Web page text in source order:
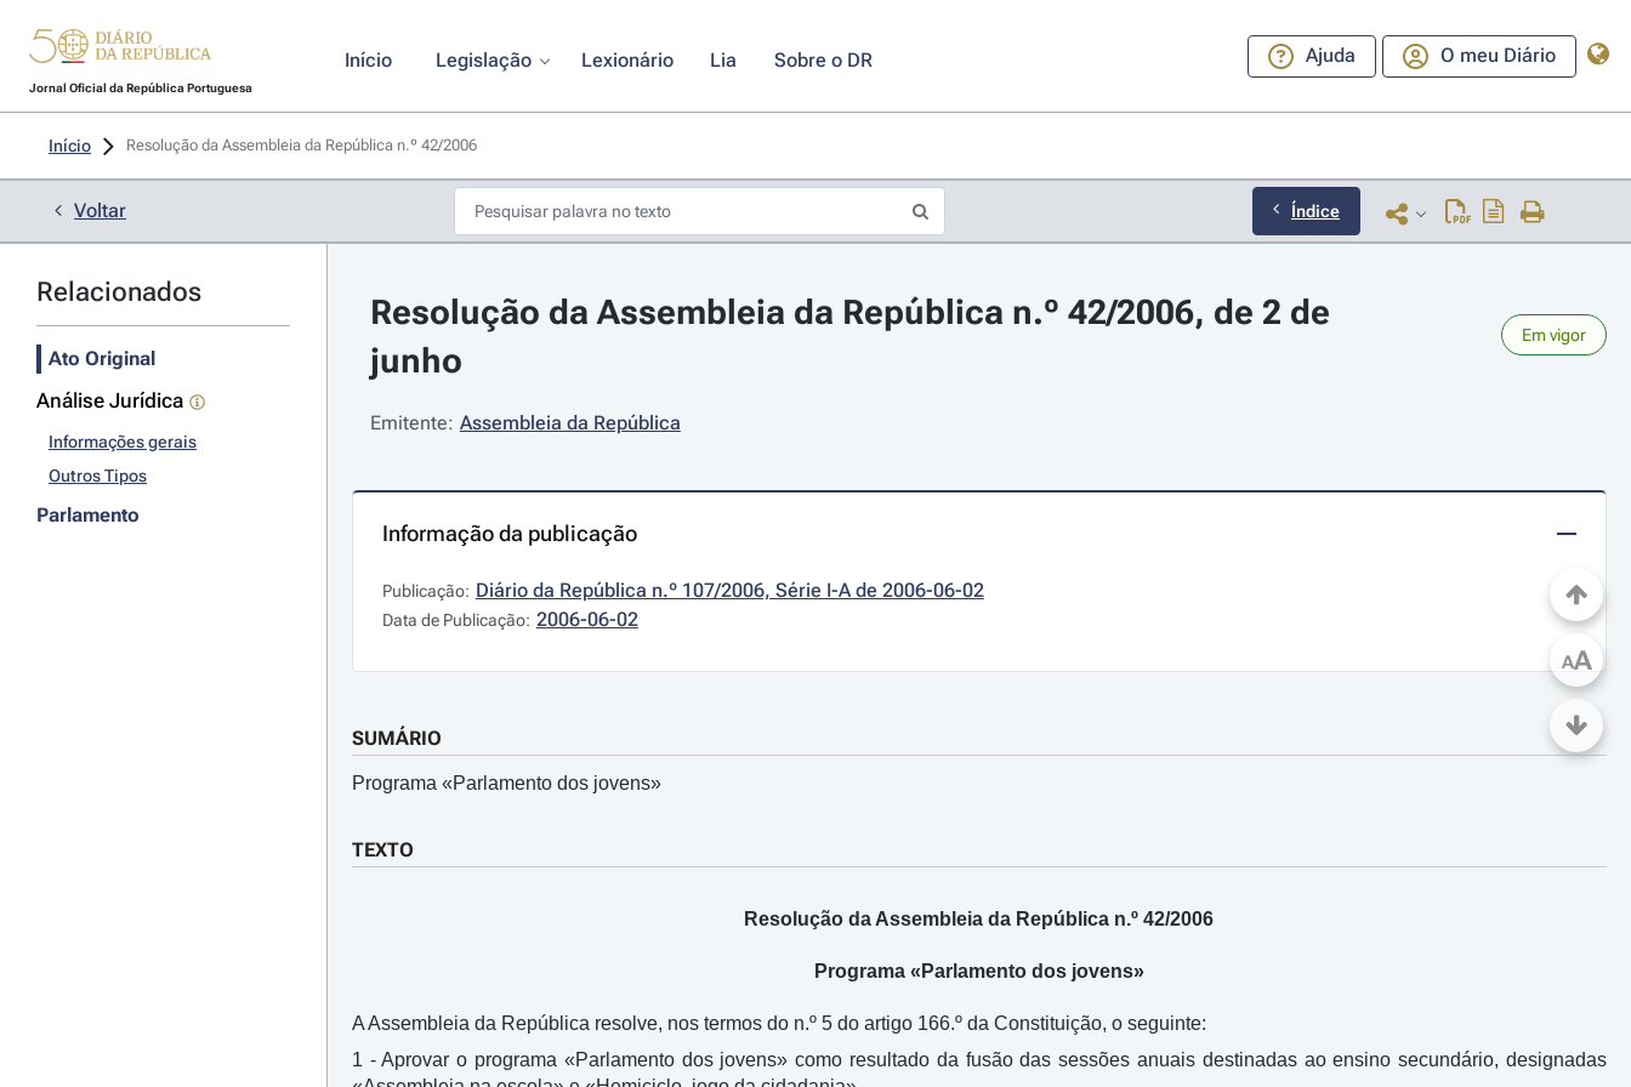
Jornal Oficial da República Portuguesa
Início Legislação Lexionário Lia Sobre o DR Ajuda O meu Diário
Início Resolução da Assembleia da República n.º 42/2006
Voltar Índice
Relacionados
Ato Original
Análise Jurídica
Informações gerais
Outros Tipos
Parlamento
Resolução da Assembleia da República n.º 42/2006, de 2 de
junho
Em vigor
Emitente: Assembleia da República
Informação da publicação
Publicação: Diário da República n.º 107/2006, Série I-A de 2006-06-02
Data de Publicação: 2006-06-02
SUMÁRIO
Programa «Parlamento dos jovens»
TEXTO
Resolução da Assembleia da República n.º 42/2006
Programa «Parlamento dos jovens»
A Assembleia da República resolve, nos termos do n.º 5 do artigo 166.º da Constituição, o seguinte:
1 - Aprovar o programa «Parlamento dos jovens» como resultado da fusão das sessões anuais destinadas ao ensino secundário, designadas
AA